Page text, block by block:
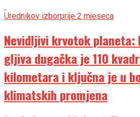
Urednikov izborprije 2 mjeseca
Nevidljivi krvotok planeta:
gljiva dugačka je 110
kilometara i ključna je u
klimatskih promjena